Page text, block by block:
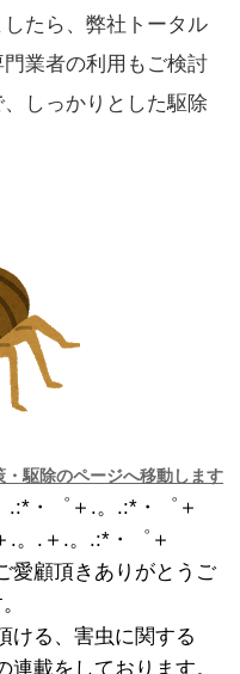
たら、弊社トータル
業者の利用もご検討
しっかりとした駆除
駆除のページへ移動します
.:*・゜＋.。.:*・゜＋
.。.＋.。.:*・゜＋
愛顧頂きありがとうご
ける、害虫に関する
載をしております。